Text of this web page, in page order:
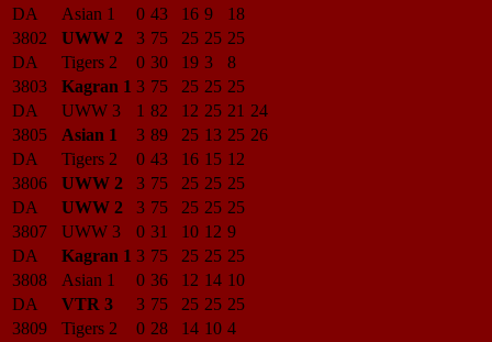
DA
Asian 1 0 43 16 9
18
3802
UWW 2 3 75 25 25 25
DA
Tigers 2 0 30 19 3
8
3803
Kagran 1 3 75 25 25 25
DA
UWW 3 1 82 12 25 21 24
3805
Asian 1 3 89 25 13 25 26
DA
Tigers 2 0 43 16 15 12
3806
UWW 2 3 75 25 25 25
DA
UWW 2 3 75 25 25 25
3807
UWW 3 0 31 10 12 9
DA
Kagran 1 3 75 25 25 25
3808
Asian 1 0 36 12 14 10
DA
VTR 3 3 75 25 25 25
3809
Tigers 2 0 28 14 10 4